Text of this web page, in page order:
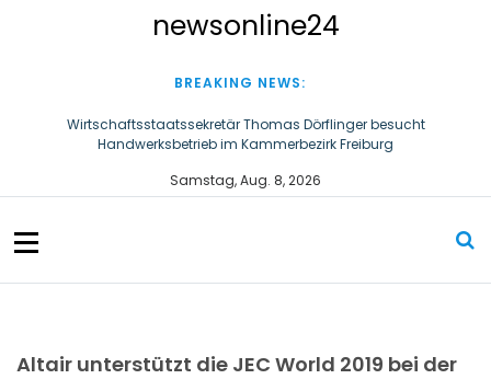
n
t
newsonline24
BREAKING NEWS:
Wirtschaftsstaatssekretär Thomas Dörflinger besucht
Handwerksbetrieb im Kammerbezirk Freiburg
Ultraschallzahnbürste für Hund und Katze – Tipps zur erfolgreichen
Eingewöhnung
Samstag, Aug. 8, 2026
Altair unterstützt die JEC World 2019 bei der